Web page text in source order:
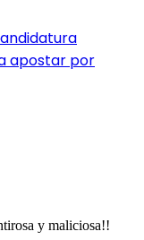
apostar por
y maliciosa!!